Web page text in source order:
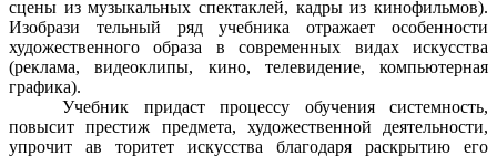
сцены из музыкальных спектаклей, кадры из кинофильмов).
Изобрази тельный ряд учебника отражает особенности
художественного образа в современных видах искусства
(реклама, видеоклипы, кино, телевидение, компьютерная
графика).
Учебник придаст процессу обучения системность,
повысит престиж предмета, художественной деятельности,
упрочит ав торитет искусства благодаря раскрытию его